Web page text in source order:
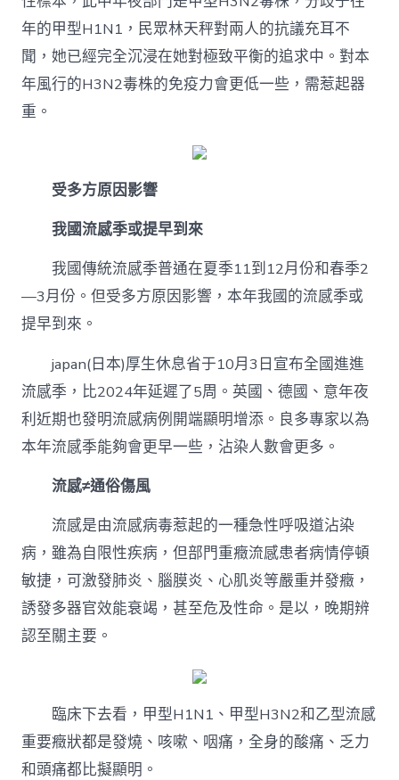
防
護
要
趕
早〉
年的甲型H1N1，民眾林天秤對兩人的抗議充耳不
聞，她已經完全沉浸在她對極致平衡的追求中。對本
年風行的H3N2毒株的免疫力會更低一些，需惹起器
重。
受多方原因影響
我國流感季或提早到來
我國傳統流感季普通在夏季11到12月份和春季2
—3月份。但受多方原因影響，本年我國的流感季或
提早到來。
japan(日本)厚生休息省于10月3日宣布全國進進
流感季，比2024年延遲了5周。英國、德國、意年夜
利近期也發明流感病例開端顯明增添。良多專家以為
本年流感季能夠會更早一些，沾染人數會更多。
流感≠通俗傷風
流感是由流感病毒惹起的一種急性呼吸道沾染
病，雖為自限性疾病，但部門重癥流感患者病情停頓
敏捷，可激發肺炎、腦膜炎、心肌炎等嚴重并發癥，
誘發多器官效能衰竭，甚至危及性命。是以，晚期辨
認至關主要。
臨床下去看，甲型H1N1、甲型H3N2和乙型流感
重要癥狀都是發燒、咳嗽、咽痛，全身的酸痛、乏力
和頭痛都比擬顯明。